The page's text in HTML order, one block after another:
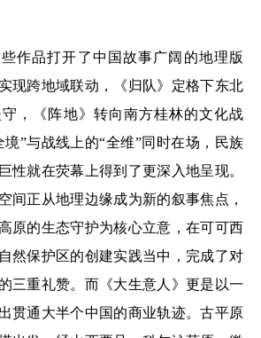
作品打开了中国故事广阔的地理版
现跨地域联动，《归队》定格下东北
，《阵地》转向南方桂林的文化战
”与战线上的“全维”同时在场，民族
性就在荧幕上得到了更深入地呈现。
间正从地理边缘成为新的叙事焦点，
原的生态守护为核心立意，在可可西
然保护区的创建实践当中，完成了对
三重礼赞。而《大生意人》更是以一
贯通大半个中国的商业轨迹。古平原